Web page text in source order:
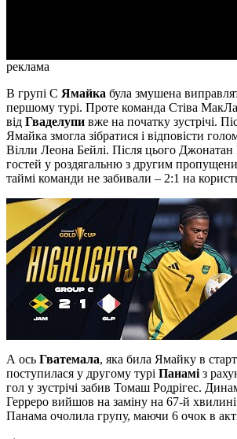
реклама
В групі C Ямайка була змушена
першому турі. Проте команда Стіва
від Гваделупи вже на початку зустрічі.
Ямайка змогла зібратися і відповісти
Вілли Леона Бейлі. Після цього Джонатан
гостей у роздягальню з другим
таймі команди не забивали – 2:1 на
А ось Гватемала, яка била Ямайку в
поступилася у другому турі Панаміз
гол у зустрічі забив Томаш Родрігес.
Герреро вийшов на заміну на 67-й
Панама очолила групу, маючи 6 очок в